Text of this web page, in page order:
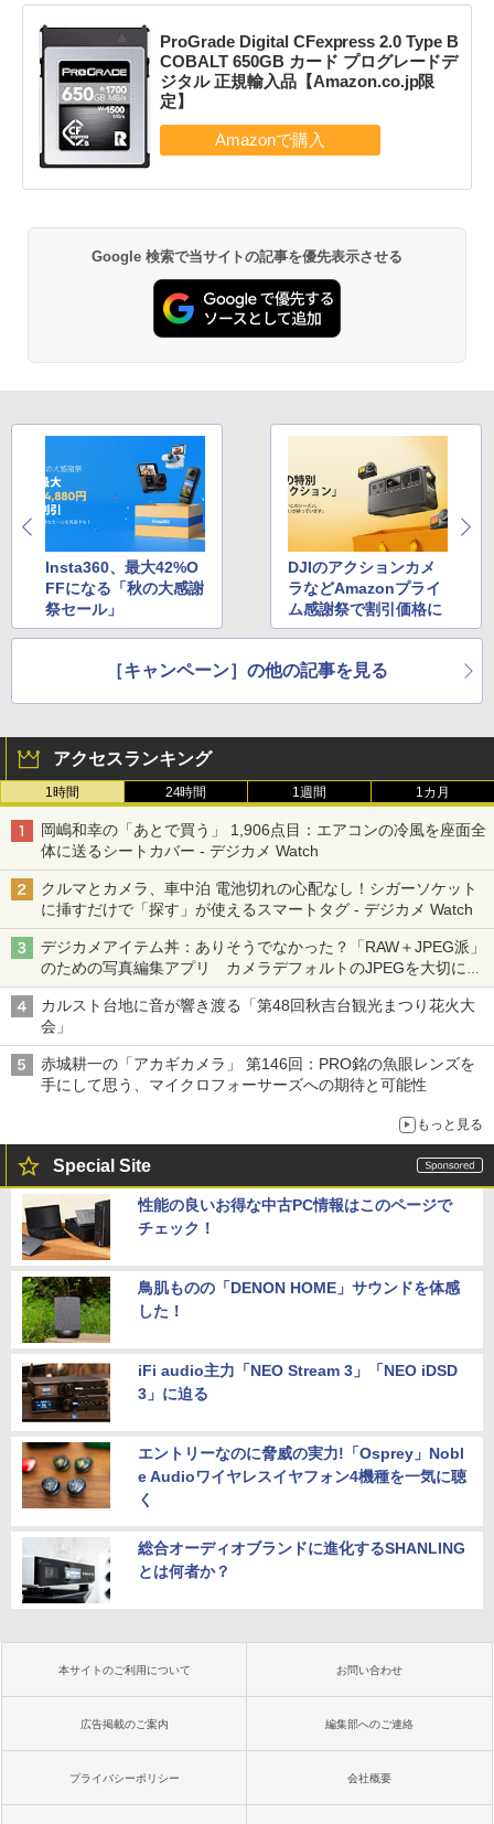
ProGrade Digital CFexpress 2.0 Type B
COBALT 650GB カード プログレードデ
ジタル 正規輸入品【Amazon.co.jp限
定】
Google 検索で当サイトの記事を優先表示させる
Insta360、最大42%O
FFになる「秋の大感謝
祭セール」
DJIのアクションカメ
ラなどAmazonプライ
ム感謝祭で割引価格に
［キャンペーン］の他の記事を見る
アクセスランキング
1時間 24時間 1週間 1カ月
岡嶋和幸の「あとで買う」 1,906点目：エアコンの冷風を座面全
体に送るシートカバー - デジカメ Watch
クルマとカメラ、車中泊 電池切れの心配なし！シガーソケット
に挿すだけで「探す」が使えるスマートタグ - デジカメ Watch
デジカメアイテム丼：ありそうでなかった？「RAW＋JPEG派」
のための写真編集アプリ カメラデフォルトのJPEGを大切にす
る「Filmator」
カルスト台地に音が響き渡る「第48回秋吉台観光まつり花火大
会」
赤城耕一の「アカギカメラ」 第146回：PRO銘の魚眼レンズを
手にして思う、マイクロフォーサーズへの期待と可能性
もっと見る
Special Site
性能の良いお得な中古PC情報はこのページで
チェック！
鳥肌ものの「DENON HOME」サウンドを体感
した！
iFi audio主力「NEO Stream 3」「NEO iDSD
3」に迫る
エントリーなのに脅威の実力!「Osprey」Nobl
e Audioワイヤレスイヤフォン4機種を一気に聴
く
総合オーディオブランドに進化するSHANLING
とは何者か？
本サイトのご利用について お問い合わせ
広告掲載のご案内 編集部へのご連絡
プライバシーポリシー 会社概要